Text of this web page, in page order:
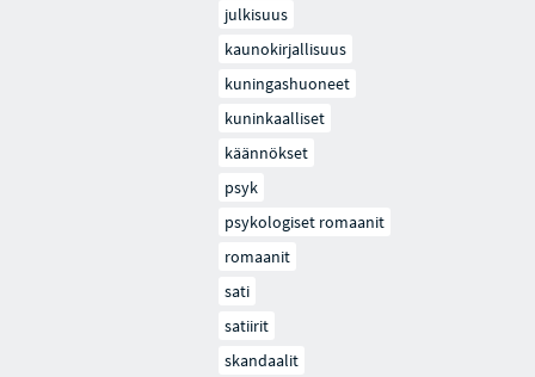
julkisuus
kaunokirjallisuus
kuningashuoneet
kuninkaalliset
käännökset
psyk
psykologiset romaanit
romaanit
sati
satiirit
skandaalit